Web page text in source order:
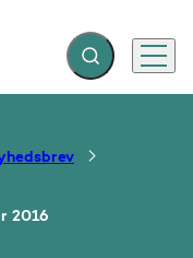
Fold søgefelt ud
Menu
2016